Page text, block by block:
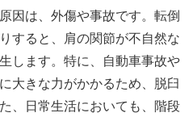
因は、外傷や事故です。転倒
すると、肩の関節が不自然な
します。特に、自動車事故や
大きな力がかかるため、脱臼
、日常生活においても、階段